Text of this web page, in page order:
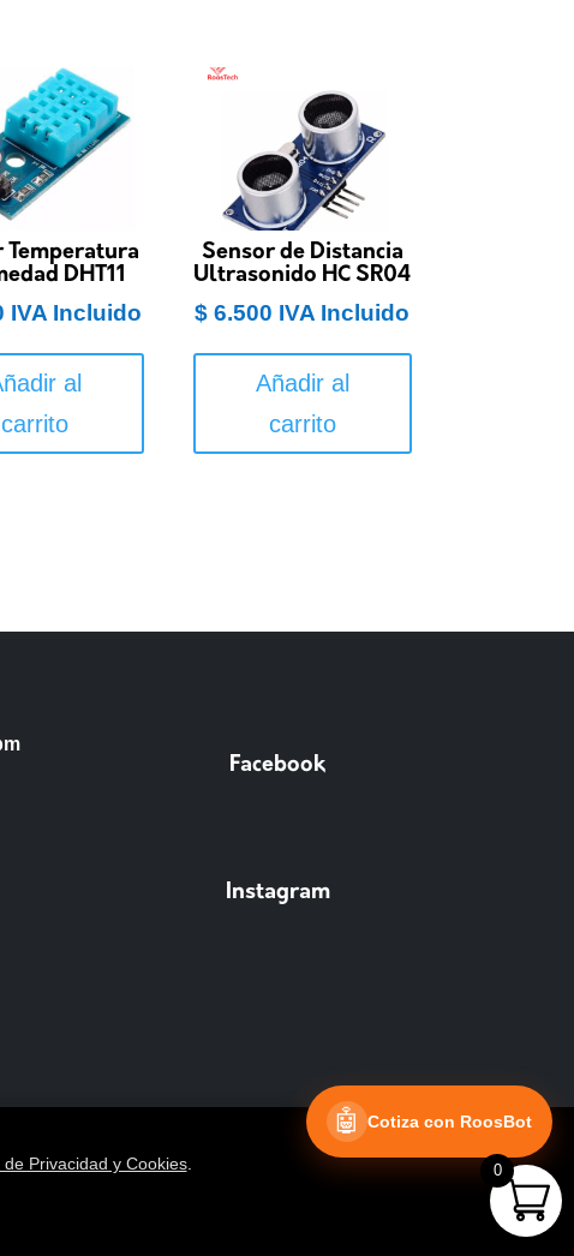
Temperatura
DHT11
IVA Incluido
al
carrito
Sensor de Distancia
Ultrasonido HC SR04
$ 6.500 IVA Incluido
Añadir al
carrito
Facebook
Instagram
de Privacidad y Cookies.
🤖 Cotiza con RoosBot
0